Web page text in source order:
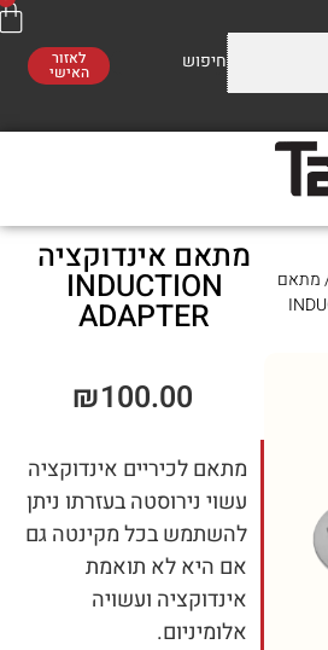
ברכישה מעל 300 ₪
מתאם אינדוקציה
INDUCTION
ADAPTER
₪100.00
מתאם לכיריים אינדוקציה
עשוי נירוסטה בעזרתו ניתן
להשתמש בכל מקינטה גם
אם היא לא תואמת
אינדוקציה ועשויה
אלומיניום.